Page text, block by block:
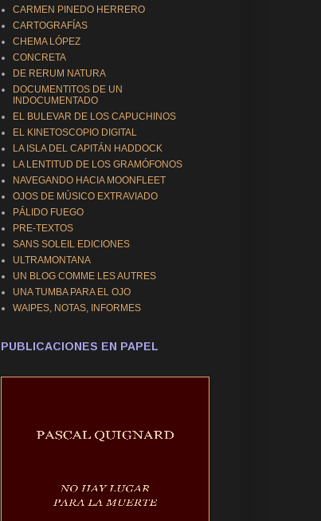
CARMEN PINEDO HERRERO
CARTOGRAFÍAS
CHEMA LÓPEZ
CONCRETA
DE RERUM NATURA
DOCUMENTITOS DE UN
INDOCUMENTADO
EL BULEVAR DE LOS CAPUCHINOS
EL KINETOSCOPIO DIGITAL
LA ISLA DEL CAPITÁN HADDOCK
LA LENTITUD DE LOS GRAMÓFONOS
NAVEGANDO HACIA MOONFLEET
OJOS DE MÚSICO EXTRAVIADO
PÁLIDO FUEGO
PRE-TEXTOS
SANS SOLEIL EDICIONES
ULTRAMONTANA
UN BLOG COMME LES AUTRES
UNA TUMBA PARA EL OJO
WAIPES, NOTAS, INFORMES
PUBLICACIONES EN PAPEL